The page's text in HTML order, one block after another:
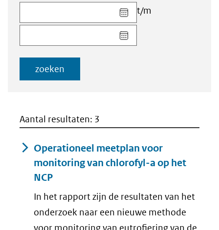
Kies
datum
voor
veld
t/m
Kies
datum
zoeken
Aantal resultaten: 3
Operationeel meetplan voor
monitoring van chlorofyl-a op het
NCP
In het rapport zijn de resultaten van het
onderzoek naar een nieuwe methode